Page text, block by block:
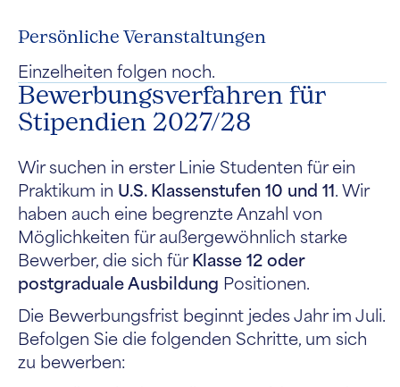
Persönliche Veranstaltungen
Einzelheiten folgen noch.
Bewerbungsverfahren für
Stipendien 2027/28
Wir suchen in erster Linie Studenten für ein
Praktikum in U.S. Klassenstufen 10 und 11. Wir
haben auch eine begrenzte Anzahl von
Möglichkeiten für außergewöhnlich starke
Bewerber, die sich fürKlasse 12 oder
postgraduale Ausbildung Positionen.
Die Bewerbungsfrist beginnt jedes Jahr im Juli.
Befolgen Sie die folgenden Schritte, um sich
zu bewerben: